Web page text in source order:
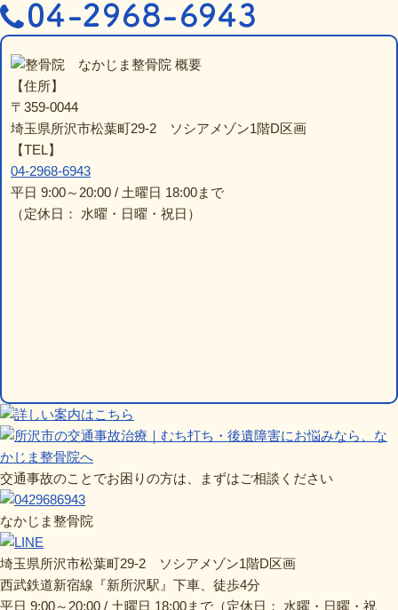
なかじま整骨院 概要
【住所】
〒359-0044
埼玉県所沢市松葉町29-2 ソシアメゾン1階D区画
【TEL】
04-2968-6943
平日 9:00～20:00 / 土曜日 18:00まで
（定休日： 水曜・日曜・祝日）
交通事故のことでお困りの方は、まずはご相談ください
なかじま整骨院
埼玉県所沢市松葉町29-2 ソシアメゾン1階D区画
西武鉄道新宿線『新所沢駅』下車、徒歩4分
平日 9:00～20:00 / 土曜日 18:00まで（定休日： 水曜・日曜・祝